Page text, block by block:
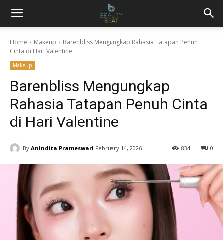
Home Makeup
Barenbliss Mengungkap Rahasia Tatapan Penuh
Cinta di Hari Valentine
Makeup
Barenbliss Mengungkap
Rahasia Tatapan Penuh Cinta
di Hari Valentine
By Anindita Prameswari February 14, 2026 0
834